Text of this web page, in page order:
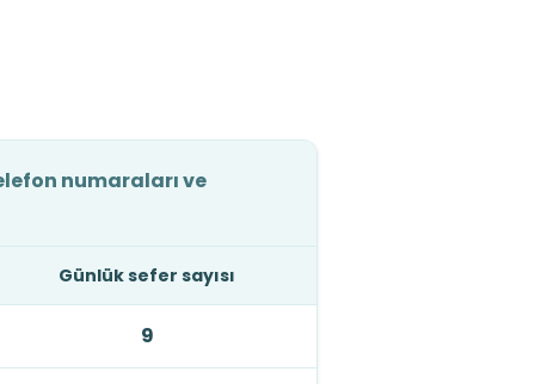
numaraları ve
Günlük sefer sayısı
9